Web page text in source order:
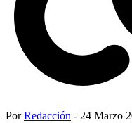
PorRedacción - 24 Marzo